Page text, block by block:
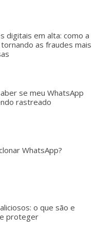
digitais em alta: como a
as fraudes mais
se meu WhatsApp
rastreado
WhatsApp?
o que são e
proteger